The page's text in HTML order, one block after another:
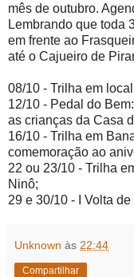
mês de outubro.
Lembrando que toda
em frente ao
até o Cajueiro de
08/10 - Trilha em
12/10 - Pedal do
as crianças da Casa
16/10 - Trilha em
comemoração ao
22 ou 23/10 - Trilha
Ninô;
29 e 30/10 - I Volta
Unknown às 22:44
Compartilhar